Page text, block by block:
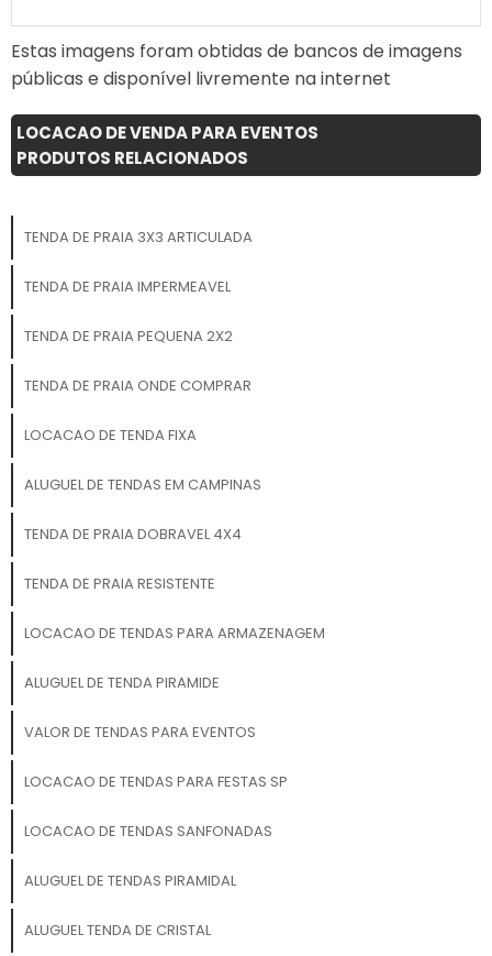
o Roof Top Inflável da 3D
Mídia Balões, você
transforma seu espaço
verdadeiro ponto de
atração, potencializando
suas vendas e fortalecendo
Não perca a oportunidade
com uma solução criativa e
de alto impacto!
Estas imagens foram obtidas de bancos de imagens
públicas e disponível livremente na internet
LOCACAO DE VENDA PARA EVENTOS
PRODUTOS RELACIONADOS
TENDA DE PRAIA 3X3 ARTICULADA
TENDA DE PRAIA IMPERMEAVEL
TENDA DE PRAIA PEQUENA 2X2
TENDA DE PRAIA ONDE COMPRAR
LOCACAO DE TENDA FIXA
ALUGUEL DE TENDAS EM CAMPINAS
TENDA DE PRAIA DOBRAVEL 4X4
TENDA DE PRAIA RESISTENTE
LOCACAO DE TENDAS PARA ARMAZENAGEM
ALUGUEL DE TENDA PIRAMIDE
VALOR DE TENDAS PARA EVENTOS
LOCACAO DE TENDAS PARA FESTAS SP
LOCACAO DE TENDAS SANFONADAS
ALUGUEL DE TENDAS PIRAMIDAL
ALUGUEL TENDA DE CRISTAL